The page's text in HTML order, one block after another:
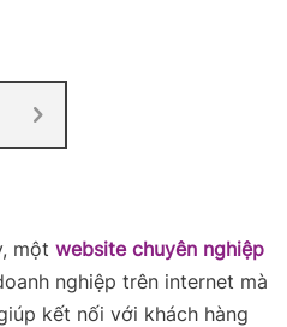
một website chuyên nghiệp
nghiệp trên internet mà
kết nối với khách hàng